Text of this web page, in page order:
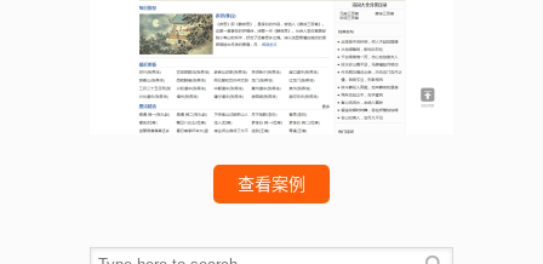
查看案例